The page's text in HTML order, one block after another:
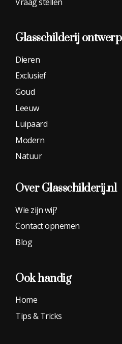
Glasschilderij ontwerp
Dieren
Exclusief
Goud
Leeuw
Luipaard
Modern
Natuur
Over Glasschilderij.nl
Wie zijn wij?
Contact opnemen
Blog
Ook handig
Home
Tips & Tricks